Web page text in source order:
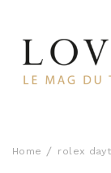
Home rolex